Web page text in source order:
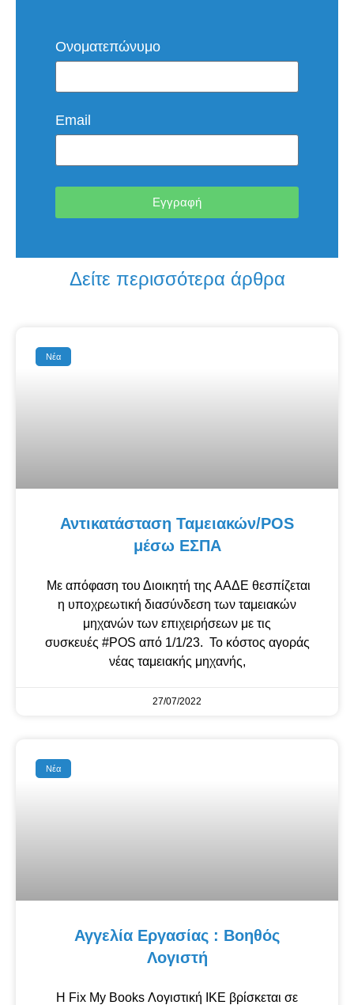
Ονοματεπώνυμο
Email
Εγγραφή
Δείτε περισσότερα άρθρα
Νέα
Αντικατάσταση Ταμειακών/POS
μέσω ΕΣΠΑ
Με απόφαση του Διοικητή της ΑΑΔΕ θεσπίζεται
η υποχρεωτική διασύνδεση των ταμειακών
μηχανών των επιχειρήσεων με τις
συσκευές #POS από 1/1/23. Το κόστος αγοράς
νέας ταμειακής μηχανής,
27/07/2022
Νέα
Αγγελία Εργασίας : Βοηθός
Λογιστή
Η Fix My Books Λογιστική ΙΚΕ βρίσκεται σε